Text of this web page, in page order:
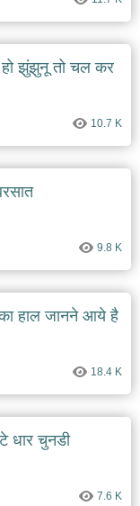
हो झुंझुनू तो चल कर
10.7 K
9.8 K
हाल जानने आये है
18.4 K
धार चुनडी
7.6 K